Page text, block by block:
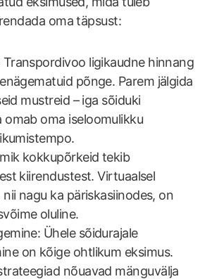
oma täpsust:
Transpordivoo ligikaudne hinnang
põnge. Parem jälgida
mustreid – iga sõiduki
omab oma iseloomulikku
kokkupõrkeid tekib
kiirendustest. Virtuaalsel
nagu ka päriskasiinodes, on
oluline.
Ühele sõidurajale
on kõige ohtlikum eksimus.
nõuavad mänguvälja